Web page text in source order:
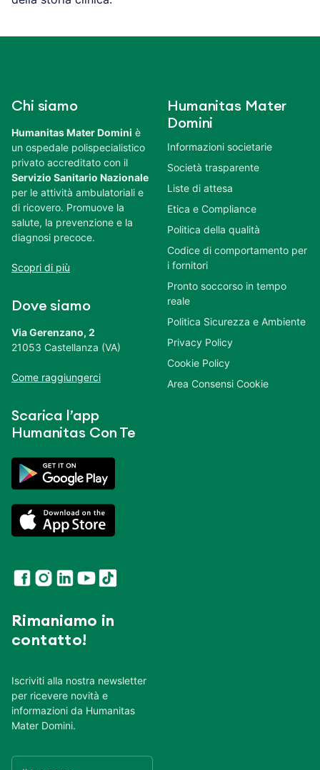
Chi siamo
Humanitas Mater Domini è
un ospedale polispecialistico
privato accreditato con il
Servizio Sanitario Nazionale
per le attività ambulatoriali e
di ricovero. Promuove la
salute, la prevenzione e la
diagnosi precoce.
Scopri di più
Dove siamo
Via Gerenzano, 2
21053 Castellanza (VA)
Come raggiungerci
Scarica l’app
Humanitas Con Te
Rimaniamo in
contatto!
Iscriviti alla nostra newsletter
per ricevere novità e
informazioni da Humanitas
Mater Domini.
Humanitas Mater
Domini
Informazioni societarie
Società trasparente
Liste di attesa
Etica e Compliance
Politica della qualità
Codice di comportamento per
i fornitori
Pronto soccorso in tempo
reale
Politica Sicurezza e Ambiente
Privacy Policy
Cookie Policy
Area Consensi Cookie